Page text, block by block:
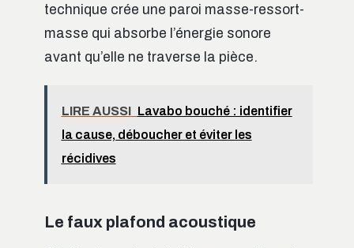
technique crée une paroi masse-ressort-
masse qui absorbe l’énergie sonore
avant qu’elle ne traverse la pièce.
LIRE AUSSI Lavabo bouché : identifier
la cause, déboucher et éviter les
récidives
Le faux plafond acoustique